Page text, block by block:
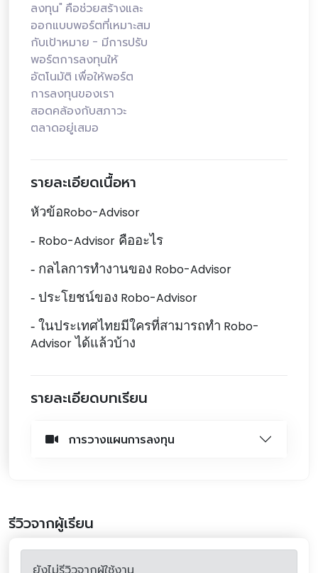
ลงทุน" คือช่วยสร้างและ
ออกแบบพอร์ตที่เหมาะสม
กับเป้าหมาย - มีการปรับ
พอร์ตการลงทุนให้
อัตโนมัติ เพื่อให้พอร์ต
การลงทุนของเรา
สอดคล้องกับสภาวะ
ตลาดอยู่เสมอ
รายละเอียดเนื้อหา
หัวข้อRobo-Advisor
- Robo-Advisor คืออะไร
- กลไลการทำงานของ Robo-Advisor
- ประโยชน์ของ Robo-Advisor
- ในประเทศไทยมีใครที่สามารถทำ Robo-
Advisorได้แล้วบ้าง
รายละเอียดบทเรียน
การวางแผนการลงทุน
รีวิวจากผู้เรียน